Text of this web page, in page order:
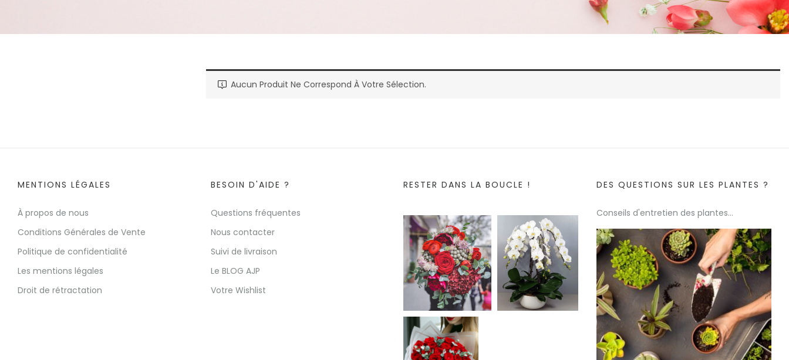
Aucun Produit Ne Correspond À Votre Sélection.
MENTIONS LÉGALES
À propos de nous
Conditions Générales de Vente
Politique de confidentialité
Les mentions légales
Droit de rétractation
BESOIN D'AIDE ?
Questions fréquentes
Nous contacter
Suivi de livraison
Le BLOG AJP
Votre Wishlist
RESTER DANS LA BOUCLE ! DES QUESTIONS SUR LES PLANTES ?
Conseils d'entretien des plantes...